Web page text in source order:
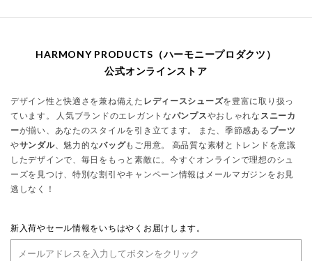
HARMONY PRODUCTS（ハーモニープロダクツ）
公式オンラインストア
デザイン性と快適さを兼ね備えた レディースシューズを豊富に取り扱っ
ています。 人気ブランドのエレガントなパンプスやおしゃれな スニーカ
ーが揃い、あなたのスタイルを引き立てます。 また、季節感ある ブーツ
やサンダル、魅力的なバッグもご用意。 高品質な素材とトレンドを意識
したデザインで、毎日をもっと素敵に。今すぐオンラインで理想のシュ
ーズを見つけ、特別な割引やキャンペーン情報はメールマガジンをお見
逃しなく！
新入荷やセール情報をいちはやくお届けします。